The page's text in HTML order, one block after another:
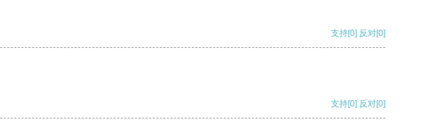
支持[0] 反对[0]
支持[0] 反对[0]